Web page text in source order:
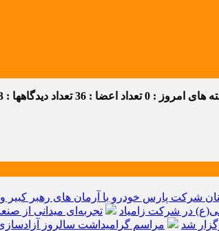
های امروز : 0 تعداد اعضا : 36 تعداد دیدگاهها : 13
شرکت پارس خودرو با آرمان های رهبر کبیر و
در شرکت زامیاد
تجربه‌ای میدانی از
شد مراسم گرامیداشت سالروز